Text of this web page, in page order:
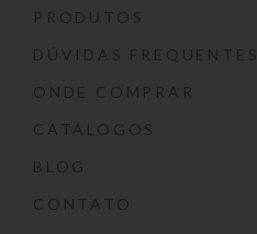
PRODUTOS
DÚVIDAS FREQUENTES
ONDE COMPRAR
CATÁLOGOS
BLOG
CONTATO